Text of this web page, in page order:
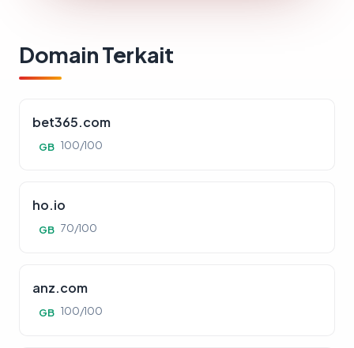
Domain Terkait
bet365.com
GB 100/100
ho.io
GB 70/100
anz.com
GB 100/100